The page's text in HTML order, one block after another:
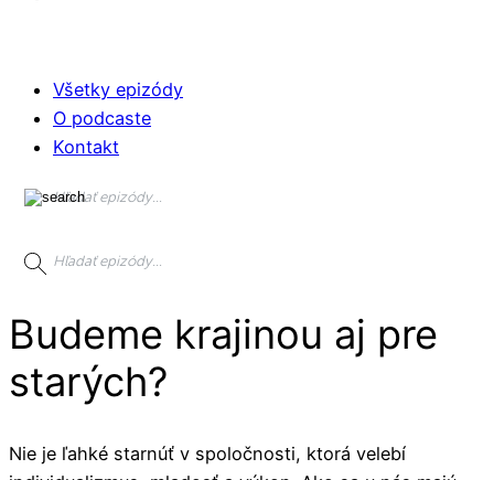
Všetky epizódy
O podcaste
Kontakt
Budeme krajinou aj pre
starých?
Nie je ľahké starnúť v spoločnosti, ktorá velebí